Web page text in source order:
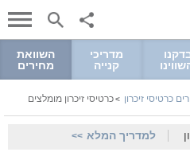
מדריכי
קנייה
השוואת
מחירים
כרטיסי זיכרון >כרטיסי זיכרון מומלצים
למדריך המלא >>